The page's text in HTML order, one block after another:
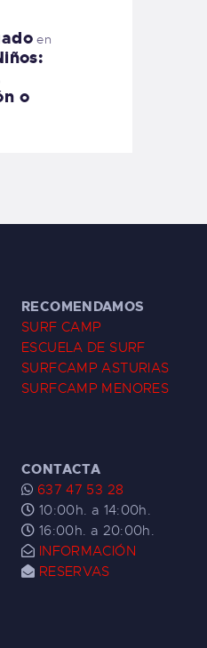
en
o
RECOMENDAMOS
SURF CAMP
ESCUELA DE SURF
SURFCAMP ASTURIAS
SURFCAMP MENORES
CONTACTA
637 47 53 28
10:00h. a 14:00h.
16:00h. a 20:00h.
INFORMACIÓN
RESERVAS